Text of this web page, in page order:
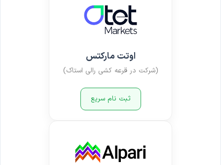
اوتت مارکتس
(شرکت در قرعه کشی رالی استاک)
ثبت نام سریع